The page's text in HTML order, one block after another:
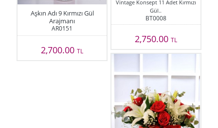
Aşkın Adı 9 Kırmızı Gül
Arajmanı
AR0151
2,700.00TL
Vintage Konsept 11 Adet Kırmızı
Gül..
BT0008
2,750.00 TL